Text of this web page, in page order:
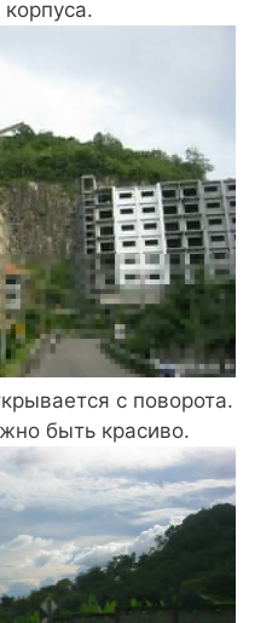
с поворота.
быть красиво.